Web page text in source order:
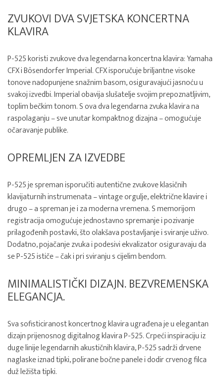
ZVUKOVI DVA SVJETSKA KONCERTNA
KLAVIRA
P-525 koristi zvukove dva legendarna koncertna klavira: Yamaha
CFX i Bösendorfer Imperial. CFX isporučuje briljantne visoke
tonove nadopunjene snažnim basom, osiguravajući jasnoću u
svakoj izvedbi. Imperial obavija slušatelje svojim prepoznatljivim,
toplim bečkim tonom. S ova dva legendarna zvuka klavira na
raspolaganju – sve unutar kompaktnog dizajna – omogućuje
očaravanje publike.
OPREMLJEN ZA IZVEDBE
P-525 je spreman isporučiti autentične zvukove klasičnih
klavijaturnih instrumenata – vintage orgulje, električne klavire i
drugo – a spreman je i za moderna vremena. S memorijom
registracija omogućuje jednostavno spremanje i pozivanje
prilagođenih postavki, što olakšava postavljanje i sviranje uživo.
Dodatno, pojačanje zvuka i podesivi ekvalizator osiguravaju da
se P-525 ističe – čak i pri sviranju s cijelim bendom.
MINIMALISTIČKI DIZAJN. BEZVREMENSKA
ELEGANCJA.
Sva sofisticiranost koncertnog klavira ugrađena je u elegantan
dizajn prijenosnog digitalnog klavira P-525. Crpeći inspiraciju iz
duge linije legendarnih akustičnih klavira, P-525 sadrži drvene
naglaske iznad tipki, polirane bočne panele i dodir crvenog filca
duž ležišta tipki.